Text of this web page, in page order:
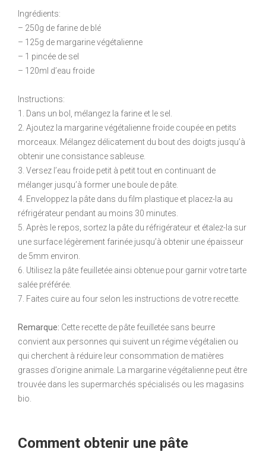
Ingrédients:
– 250g de farine de blé
– 125g de margarine végétalienne
– 1 pincée de sel
– 120ml d’eau froide
Instructions:
1. Dans un bol, mélangez la farine et le sel.
2. Ajoutez la margarine végétalienne froide coupée en petits
morceaux. Mélangez délicatement du bout des doigts jusqu’à
obtenir une consistance sableuse.
3. Versez l’eau froide petit à petit tout en continuant de
mélanger jusqu’à former une boule de pâte.
4. Enveloppez la pâte dans du film plastique et placez-la au
réfrigérateur pendant au moins 30 minutes.
5. Après le repos, sortez la pâte du réfrigérateur et étalez-la sur
une surface légèrement farinée jusqu’à obtenir une épaisseur
de 5mm environ.
6. Utilisez la pâte feuilletée ainsi obtenue pour garnir votre tarte
salée préférée.
7. Faites cuire au four selon les instructions de votre recette.
Remarque: Cette recette de pâte feuilletée sans beurre
convient aux personnes qui suivent un régime végétalien ou
qui cherchent à réduire leur consommation de matières
grasses d’origine animale. La margarine végétalienne peut être
trouvée dans les supermarchés spécialisés ou les magasins
bio.
Comment obtenir une pâte